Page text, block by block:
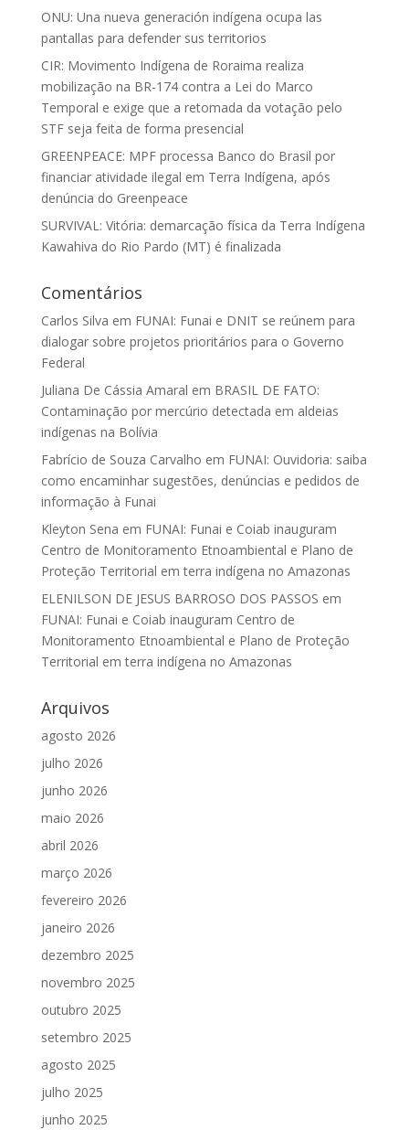
ONU: Una nueva generación indígena ocupa las
pantallas para defender sus territorios
CIR: Movimento Indígena de Roraima realiza
mobilização na BR-174 contra a Lei do Marco
Temporal e exige que a retomada da votação pelo
STF seja feita de forma presencial
GREENPEACE: MPF processa Banco do Brasil por
financiar atividade ilegal em Terra Indígena, após
denúncia do Greenpeace
SURVIVAL: Vitória: demarcação física da Terra Indígena
Kawahiva do Rio Pardo (MT) é finalizada
Comentários
Carlos Silva em FUNAI: Funai e DNIT se reúnem para
dialogar sobre projetos prioritários para o Governo
Federal
Juliana De Cássia Amaral em BRASIL DE FATO:
Contaminação por mercúrio detectada em aldeias
indígenas na Bolívia
Fabrício de Souza Carvalho em FUNAI: Ouvidoria: saiba
como encaminhar sugestões, denúncias e pedidos de
informação à Funai
Kleyton Sena em FUNAI: Funai e Coiab inauguram
Centro de Monitoramento Etnoambiental e Plano de
Proteção Territorial em terra indígena no Amazonas
ELENILSON DE JESUS BARROSO DOS PASSOS em
FUNAI: Funai e Coiab inauguram Centro de
Monitoramento Etnoambiental e Plano de Proteção
Territorial em terra indígena no Amazonas
Arquivos
agosto 2026
julho 2026
junho 2026
maio 2026
abril 2026
março 2026
fevereiro 2026
janeiro 2026
dezembro 2025
novembro 2025
outubro 2025
setembro 2025
agosto 2025
julho 2025
junho 2025